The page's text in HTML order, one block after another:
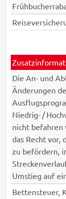
Die An- und
Änderungen
Niedrig- /
nicht befahren
das Recht vor,
zu befördern,
Umstieg auf
Bettensteuer,